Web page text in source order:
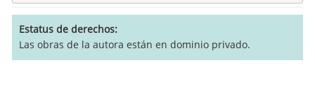
Estatus de derechos
Las obras de la autora están en dominio privado.